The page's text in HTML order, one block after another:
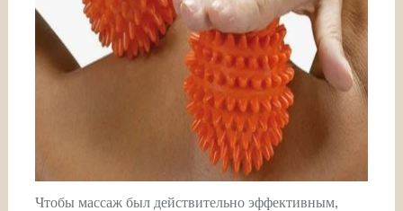
Чтобы массаж был действительно эффективным,